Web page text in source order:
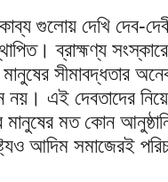
গুলোয় দেখি দেব-
ব্রাহ্মণ্য
মানুষের সীমাবদ্ধতার
নয়। এই দেবতাদের নিয়ে
মানুষের মত কোন
আদিম সমাজেরই